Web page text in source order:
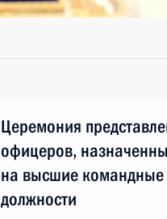
Церемония
офицеров,
на высшие командные
должности